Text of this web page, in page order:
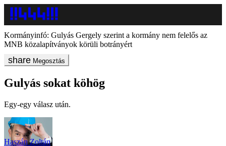
Kormányinfó: Gulyás Gergely szerint a kormány nem felelős az
MNB közalapítványok körüli botrányért
Megosztás
Gulyás sokat köhög
Egy-egy válasz után.
Haszán Zoltán